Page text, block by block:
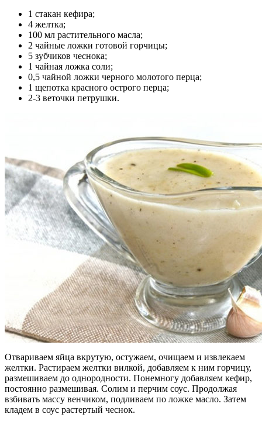
1 стакан кефира;
4 желтка;
100 мл растительного масла;
2 чайные ложки готовой горчицы;
5 зубчиков чеснока;
1 чайная ложка соли;
0,5 чайной ложки черного молотого перца;
1 щепотка красного острого перца;
2-3 веточки петрушки.
Отвариваем яйца вкрутую, остужаем, очищаем и извлекаем
желтки. Растираем желтки вилкой, добавляем к ним горчицу,
размешиваем до однородности. Понемногу добавляем кефир,
постоянно размешивая. Солим и перчим соус. Продолжая
взбивать массу венчиком, подливаем по ложке масло. Затем
кладем в соус растертый чеснок.